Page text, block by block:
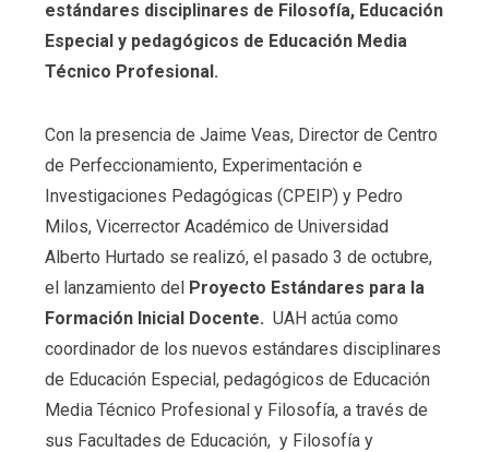
estándares disciplinares de Filosofía, Educación
Especial y pedagógicos de Educación Media
Técnico Profesional.
Con la presencia de Jaime Veas, Director de Centro
de Perfeccionamiento, Experimentación e
Investigaciones Pedagógicas (CPEIP) y Pedro
Milos, Vicerrector Académico de Universidad
Alberto Hurtado se realizó, el pasado 3 de octubre,
el lanzamiento del Proyecto Estándares para la
Formación Inicial Docente. UAH actúa como
coordinador de los nuevos estándares disciplinares
de Educación Especial, pedagógicos de Educación
Media Técnico Profesional y Filosofía, a través de
sus Facultades de Educación, y Filosofía y